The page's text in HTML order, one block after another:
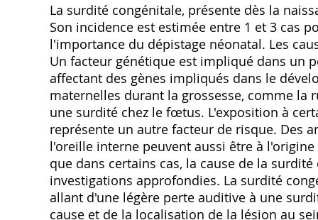
La surdité congénitale, présente dès la
Son incidence est estimée entre 1 et 3 cas
l'importance du dépistage néonatal. Les
Un facteur génétique est impliqué dans un
affectant des gènes impliqués dans le
maternelles durant la grossesse, comme la
une surdité chez le fœtus. L'exposition à
représente un autre facteur de risque. Des
l'oreille interne peuvent aussi être à
que dans certains cas, la cause de la
investigations approfondies. La surdité
allant d'une légère perte auditive à une
cause et de la localisation de la lésion au